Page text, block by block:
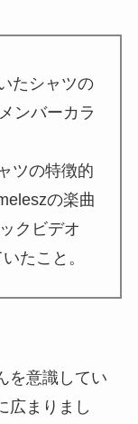
たシャツの
ンバーカラ
ツの特徴的
の楽曲
クビデオ
たこと。
を意識してい
広まりまし